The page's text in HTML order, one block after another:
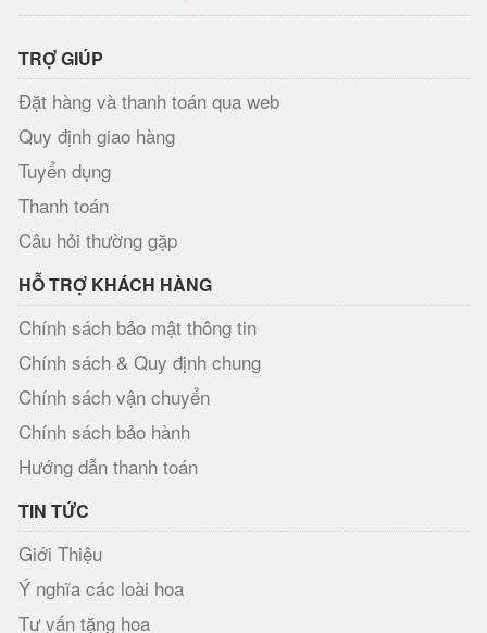
TRỢ GIÚP
Đặt hàng và thanh toán qua web
Quy định giao hàng
Tuyển dụng
Thanh toán
Câu hỏi thường gặp
HỖ TRỢ KHÁCH HÀNG
Chính sách bảo mật thông tin
Chính sách & Quy định chung
Chính sách vận chuyển
Chính sách bảo hành
Hướng dẫn thanh toán
TIN TỨC
Giới Thiệu
Ý nghĩa các loài hoa
Tư vấn tặng hoa